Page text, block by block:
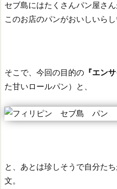
セブ島にはたくさんパン屋さ
このお店のパンがおいしいらし
そこで、今回の目的の 『エン
た甘いロールパン）と、
と、あとは珍しそうで自分た
文。